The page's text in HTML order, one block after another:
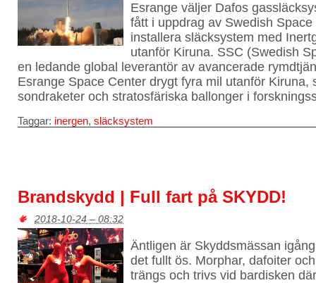
Esrange väljer Dafos
fått i uppdrag av Swedish
installera släcksystem med
utanför Kiruna. SSC (Swedish
en ledande global leverantör av avancerade
Esrange Space Center drygt fyra mil utanför Kiruna,
sondraketer och stratosfäriska ballonger i
Taggar: inergen, släcksystem
Brandskydd | Full fart på SKYDD!
2018-10-24 – 08:32
Äntligen är Skyddsmässan
det fullt ös. Morphar, dafoiter
trängs och trivs vid bardisken